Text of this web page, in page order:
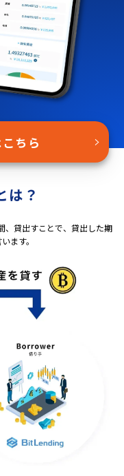
ちら ＞
？
、貸出すことで、貸出した期
ます。